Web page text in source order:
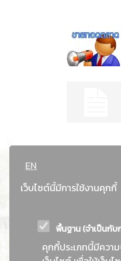
EN
เว็บไซต์นี้มีการใช้งานคุกกี้
พื้นฐาน (จำเป็นกับ
คุกกี้ประเภทนี้มีควา
ที่อยู่ :
กรุงเทพ
ปร